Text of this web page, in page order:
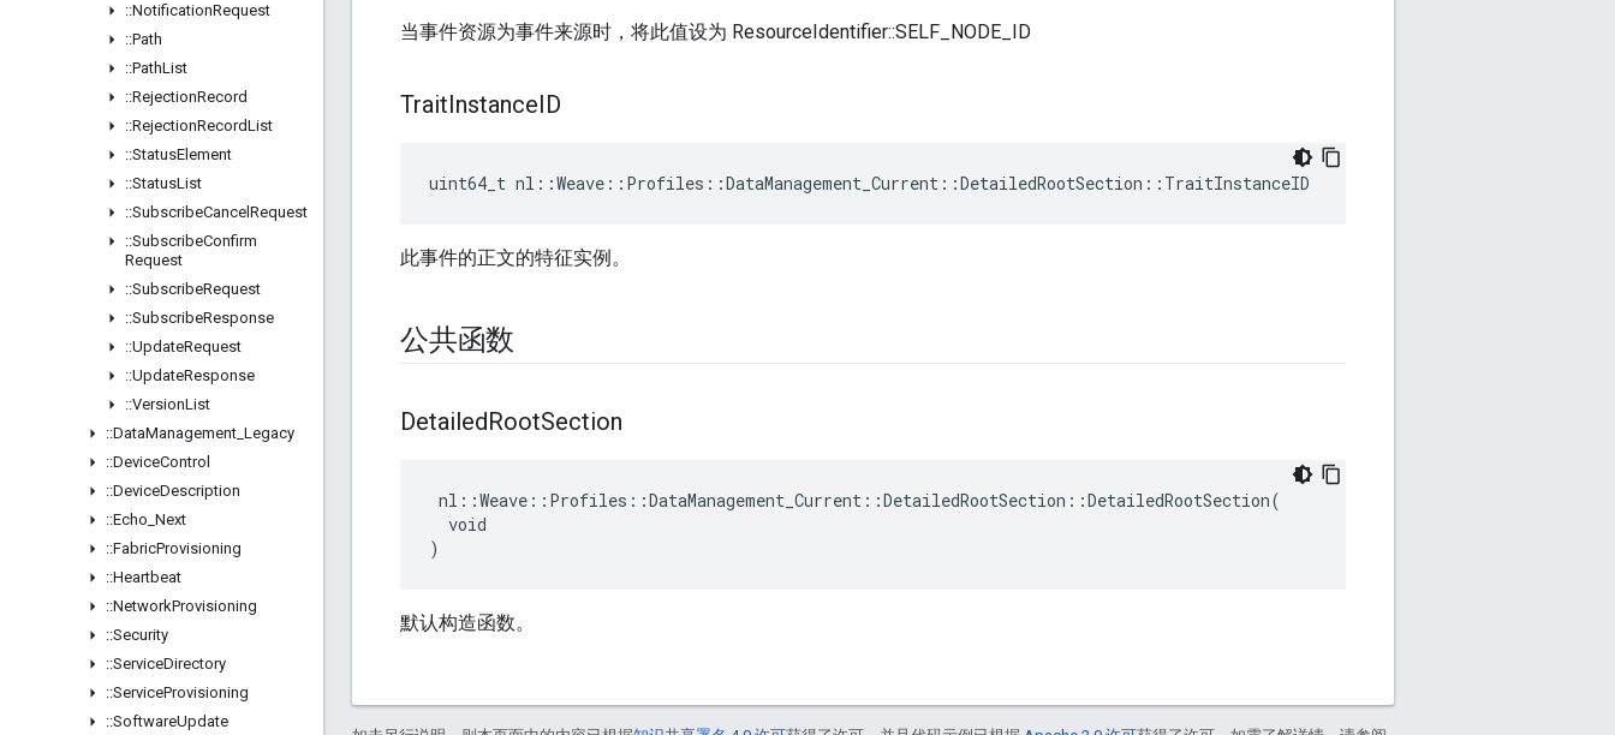
::NotificationRequest
::Path
::PathList
::RejectionRecord
::RejectionRecordList
::StatusElement
::StatusList
::SubscribeCancel Request
::SubscribeConfirm
Request
::SubscribeRequest
::SubscribeResponse
::UpdateRequest
::UpdateResponse
::VersionList
::DataManagement Legacy
::DeviceControl
::DeviceDescription
::Echo Next
::FabricProvisioning
::Heartbeat
::NetworkProvisioning
::Security
::ServiceDirectory
::ServiceProvisioning
::SoftwareUpdate
当事件资源为事件来源时，将此值设为 ResourceIdentifier::SELF_NODE_ID
TraitInstanceID
uint64_t nl::Weave::Profiles::DataManagement_Current::DetailedRootSection::TraitInstanceID
此事件的正文的特征实例。
公共函数
DetailedRootSection
nl::Weave::Profiles::DataManagement_Current::DetailedRootSection::DetailedRootSection(
  void
)
默认构造函数。